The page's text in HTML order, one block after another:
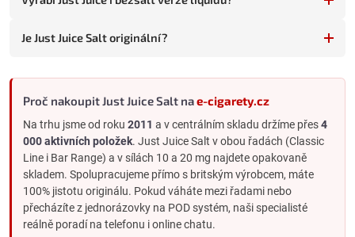
Vyladěné vyvážení několika tónů
BAR RANGE
Chuti z populárních jednorázovek
Jednodušší ovocné profily
Často s chladivým efektem
Ideální pro přechod z jednorázovek
Pro koho je Just Juice Salt ideální
Sedí vaperům, kteří chtějí kvalitní britskou Salt řadu s důrazem
Je Just Juice Salt originální?
Proč nakoupit Just Juice Salt nae-cigarety.cz
Na trhu jsme od roku 2011 a v centrálním skladu držíme přes4
000 aktivních položek. Just Juice Salt v obou řadách (Classic
Line i Bar Range) a v sílách 10 a 20 mg najdete opakovaně
skladem. Spolupracujeme přímo s britským výrobcem, máte
100% jistotu originálu. Pokud váháte mezi řadami nebo
přecházíte z jednorázovky na POD systém, naši specialisté
reálně poradí na telefonu i online chatu.